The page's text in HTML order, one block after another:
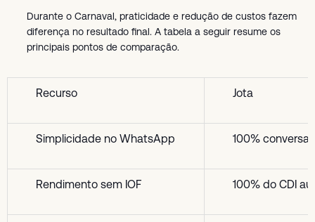
Durante o Carnaval, praticidade e redução de custos fazem
diferença no resultado final. A tabela a seguir resume os
principais pontos de comparação.
Recurso Jota
Simplicidade no WhatsApp 100%
Rendimento sem IOF 100% do CDI